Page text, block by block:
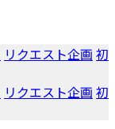
リクエスト企画 初
リクエスト企画 初